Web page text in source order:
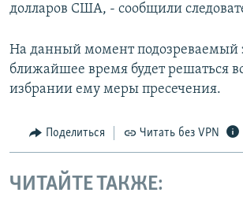
долларов США, - сообщили
На данный момент подозреваемый
ближайшее время будет решаться
избрании ему меры пресечения.
Поделиться Читать без VPN
ЧИТАЙТЕ ТАКЖЕ: